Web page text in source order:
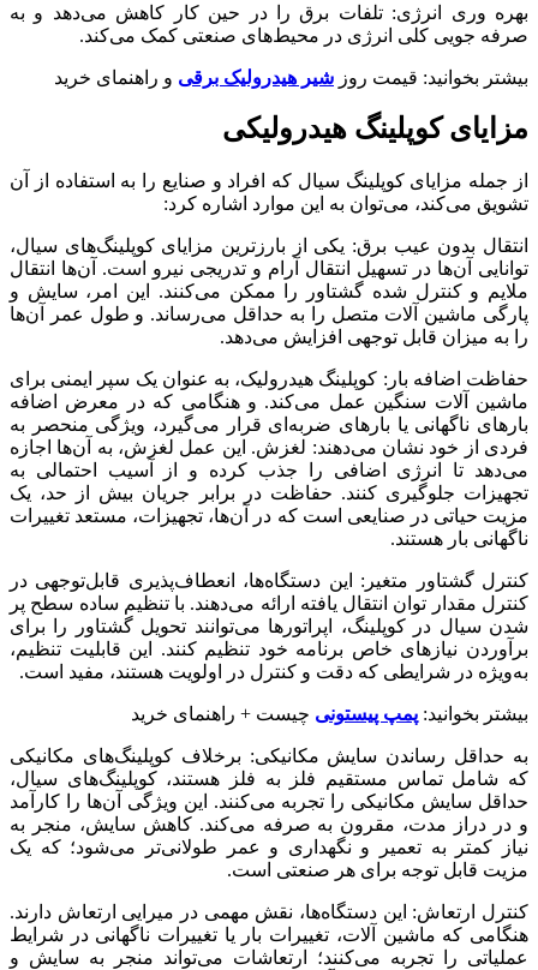
بهره وری انرژی: تلفات برق را در حین کار کاهش می‌دهد و به
صرفه جویی کلی انرژی در محیط‌های صنعتی کمک می‌کند.
بیشتر بخوانید: قیمت روز شیر هیدرولیک برقی و راهنمای خرید
مزایای کوپلینگ هیدرولیکی
از جمله مزایای کوپلینگ سیال که افراد و صنایع را به استفاده از آن
تشویق می‌کند، می‌توان به این موارد اشاره کرد:
انتقال بدون عیب برق: یکی از بارزترین مزایای کوپلینگ‌های سیال،
توانایی آن‌ها در تسهیل انتقال آرام و تدریجی نیرو است. آن‌ها انتقال
ملایم و کنترل شده گشتاور را ممکن می‌کنند. این امر، سایش و
پارگی ماشین آلات متصل را به حداقل می‌رساند. و طول عمر آن‌ها
را به میزان قابل توجهی افزایش می‌دهد.
حفاظت اضافه بار: کوپلینگ هیدرولیک، به عنوان یک سپر ایمنی برای
ماشین آلات سنگین عمل می‌کند. و هنگامی که در معرض اضافه
بارهای ناگهانی یا بارهای ضربه‌ای قرار می‌گیرد، ویژگی منحصر به
فردی از خود نشان می‌دهند: لغزش. این عمل لغزش، به آن‌ها اجازه
می‌دهد تا انرژی اضافی را جذب کرده و از آسیب احتمالی به
تجهیزات جلوگیری کنند. حفاظت در برابر جریان بیش از حد، یک
مزیت حیاتی در صنایعی است که در آن‌ها، تجهیزات، مستعد تغییرات
ناگهانی بار هستند.
کنترل گشتاور متغیر: این دستگاه‌ها، انعطاف‌پذیری قابل‌توجهی در
کنترل مقدار توان انتقال یافته ارائه می‌دهند. با تنظیم ساده سطح پر
شدن سیال در کوپلینگ، اپراتورها می‌توانند تحویل گشتاور را برای
برآوردن نیازهای خاص برنامه خود تنظیم کنند. این قابلیت تنظیم،
به‌ویژه در شرایطی که دقت و کنترل در اولویت هستند، مفید است.
بیشتر بخوانید: پمپ پیستونی چیست + راهنمای خرید
به حداقل رساندن سایش مکانیکی: برخلاف کوپلینگ‌های مکانیکی
که شامل تماس مستقیم فلز به فلز هستند، کوپلینگ‌های سیال،
حداقل سایش مکانیکی را تجربه می‌کنند. این ویژگی آن‌ها را کارآمد
و در دراز مدت، مقرون به صرفه می‌کند. کاهش سایش، منجر به
نیاز کمتر به تعمیر و نگهداری و عمر طولانی‌تر می‌شود؛ که یک
مزیت قابل توجه برای هر صنعتی است.
کنترل ارتعاش: این دستگاه‌ها، نقش مهمی در میرایی ارتعاش دارند.
هنگامی که ماشین آلات، تغییرات بار یا تغییرات ناگهانی در شرایط
عملیاتی را تجربه می‌کنند؛ ارتعاشات می‌تواند منجر به سایش و